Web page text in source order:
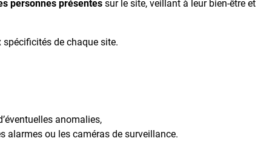
personnes présentes sur le site, veillant à leur bien-être et
spécificités de chaque site.
anomalies,
alarmes ou les caméras de surveillance.